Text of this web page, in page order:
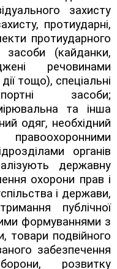
захисту
протиударні,
протиударного
засоби (кайданки,
речовинами
тощо), спеціальні
засоби;
та інша
одяг, необхідний
органів
державну
охорони прав і
і держави,
публічної
формуваннями з
товари подвійного
забезпечення
розвитку